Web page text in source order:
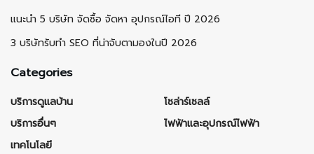
แนะนำ 5 บริษัท จัดซื้อ จัดหา อุปกรณ์ไอที ปี 2026
3 บริษัทรับทำ SEO ที่น่าจับตามองในปี 2026
Categories
บริการดูแลบ้าน
บริการอื่นๆ
เทคโนโลยี
โซล่าร์เซลล์
ไฟฟ้าและอุปกรณ์ไฟฟ้า